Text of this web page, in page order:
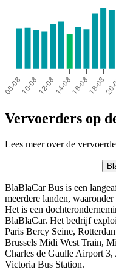
Vervoerders op
Lees meer over de
BlaBlaCar Bus is een
meerdere landen,
Het is een
BlaBlaCar. Het bedrijf
Paris Bercy Seine,
Brussels Midi West Train,
Charles de Gaulle Airport
Victoria Bus Station.